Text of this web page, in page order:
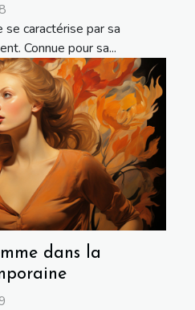
se caractérise par sa
Connue pour sa...
dans la